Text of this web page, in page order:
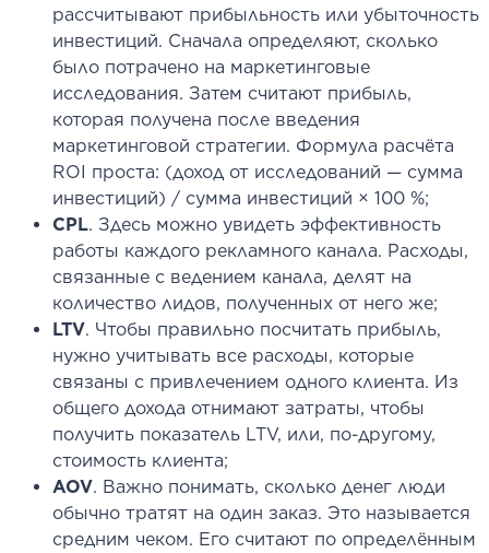
рассчитывают прибыльность или убыточность
инвестиций. Сначала определяют, сколько
было потрачено на маркетинговые
исследования. Затем считают прибыль,
которая получена после введения
маркетинговой стратегии. Формула расчёта
ROI проста: (доход от исследований — сумма
инвестиций) / сумма инвестиций × 100 %;
CPL. Здесь можно увидеть эффективность
работы каждого рекламного канала. Расходы,
связанные с ведением канала, делят на
количество лидов, полученных от него же;
LTV. Чтобы правильно посчитать прибыль,
нужно учитывать все расходы, которые
связаны с привлечением одного клиента. Из
общего дохода отнимают затраты, чтобы
получить показатель LTV, или, по-другому,
стоимость клиента;
AOV. Важно понимать, сколько денег люди
обычно тратят на один заказ. Это называется
средним чеком. Его считают по определённым